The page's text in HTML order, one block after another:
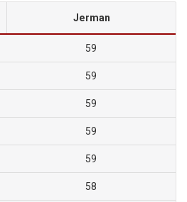
Jerman
59
59
59
59
59
58